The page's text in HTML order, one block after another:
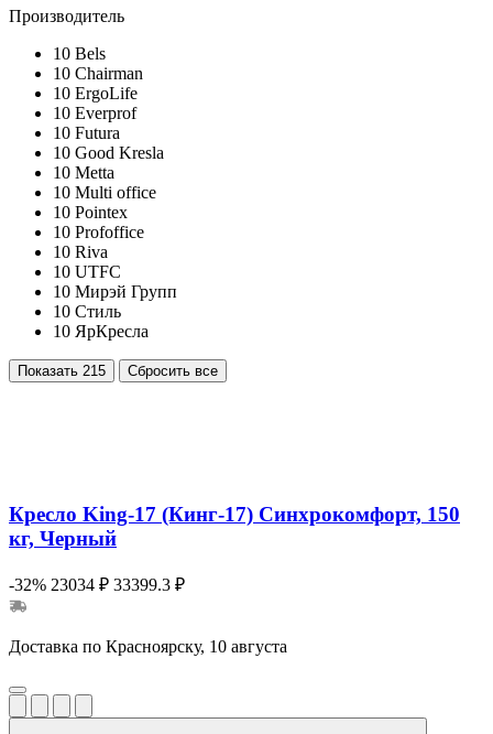
Производитель
10 Bels
10 Chairman
10 ErgoLife
10 Everprof
10 Futura
10 Good Kresla
10 Metta
10 Multi office
10 Pointex
10 Profoffice
10 Riva
10 UTFC
10 Мирэй Групп
10 Стиль
10 ЯрКресла
Показать 215 Сбросить все
Кресло King-17 (Кинг-17) Синхрокомфорт, 150
кг, Черный
-32% 23034 ₽ 33399.3 ₽
Доставка по Красноярску, 10 августа